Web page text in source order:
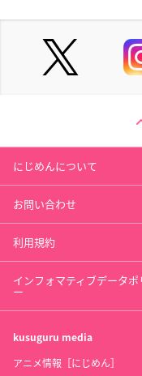
にじめんについて
お問い合わせ
利用規約
インフォマティブデータポ
ー
kusuguru media
アニメ情報［にじめん］